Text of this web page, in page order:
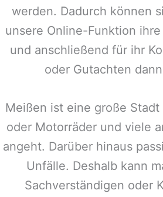
werden. Dadurch können
unsere Online-Funktion
und anschließend für ihr
oder Gutachten
Meißen ist eine große Stadt
oder Motorräder und viele
angeht. Darüber hinaus
Unfälle. Deshalb kann
Sachverständigen oder